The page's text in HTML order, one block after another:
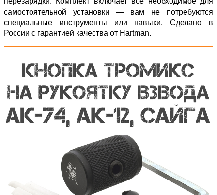
самостоятельной установки — вам не потребуются
специальные инструменты или навыки. Сделано в
России с гарантией качества от Hartman.